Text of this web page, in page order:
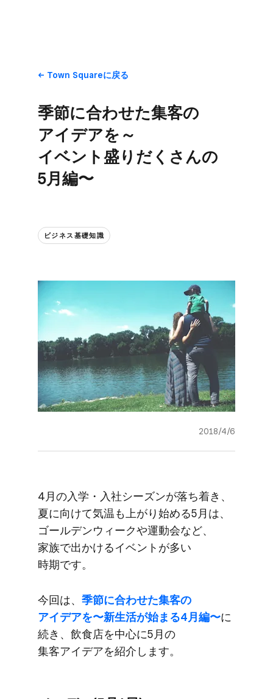
Town Squareに​戻る
季節に​合わせた​集客の​
アイデアを​～
イベント盛りだくさんの​
5月編〜
ビジネス基礎知識
2018/4/6
4月の​入学・​入社シーズンが​落ち着き、​
夏に​向けて​気温も​上がり始める​5月は、​
ゴールデンウィークや​運動会など、​
家族で​出かける​イベントが​多い​
時期です。
今回は、 ​季節に​合わせた​集客の​
アイデアを​〜新生活が​始まる​4月編〜に​
続き、​飲食店を​中心に​5月の​
集客アイデアを​紹介します。